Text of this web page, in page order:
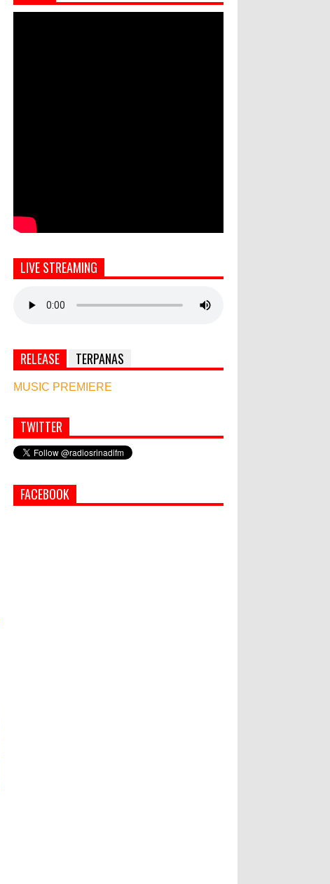
LIVE STREAMING
RELEASE TERPANAS
MUSIC PREMIERE
Simbol Persahabatan, RI Bangun Islamic Centre
di Afghanistan
PASAR MURAH
TWITTER
FACEBOOK